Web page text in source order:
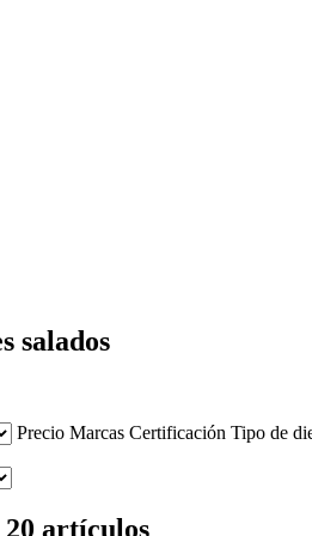
salados
Precio Marcas Certificación Tipo de
20 artículos